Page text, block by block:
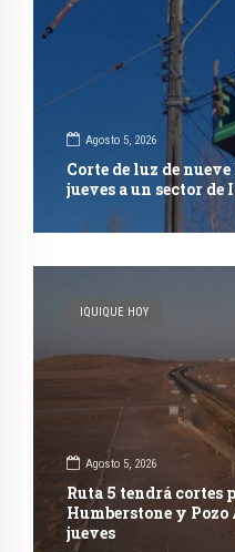
Agosto 5, 2026
Corte de luz de
jueves a un sector de
IQUIQUE HOY
Agosto 5, 2026
Ruta 5 tendrá cortes
Humberstone y
jueves